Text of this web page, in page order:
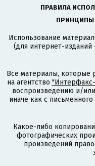
ПРАВИЛА
ПРИНЦИПЫ
Использование
(для интернет-
Все материалы, которые
на агентство
воспроизведению и/
иначе как с
Какое-либо
фотографических
произведений